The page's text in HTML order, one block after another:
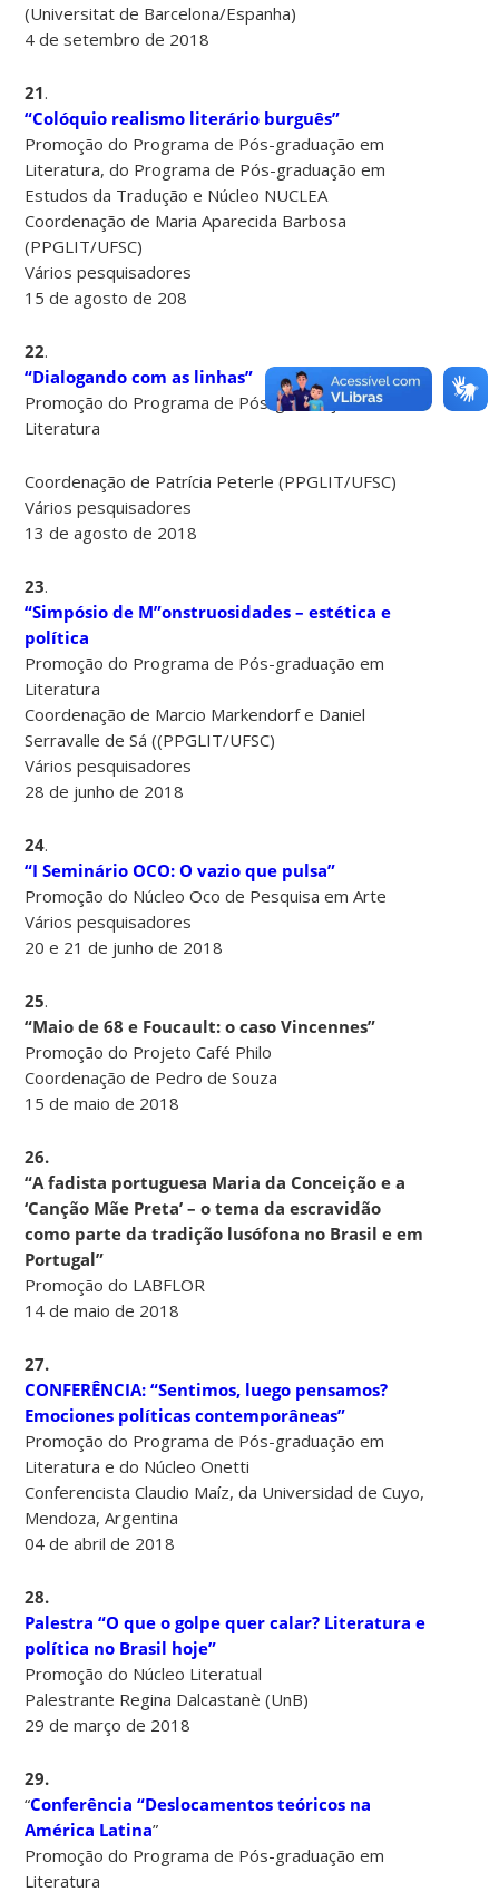
(Universitat de Barcelona/Espanha)
4 de setembro de 2018
21.
“Colóquio realismo literário burguês”
Promoção do Programa de Pós-graduação em
Literatura, do Programa de Pós-graduação em
Estudos da Tradução e Núcleo NUCLEA
Coordenação de Maria Aparecida Barbosa
(PPGLIT/UFSC)
Vários pesquisadores
15 de agosto de 208
22.
“Dialogando com as linhas”
Promoção do Programa de Pós-graduação em
Literatura
Coordenação de Patrícia Peterle (PPGLIT/UFSC)
Vários pesquisadores
13 de agosto de 2018
23.
“Simpósio de M”onstruosidades – estética e
política
Promoção do Programa de Pós-graduação em
Literatura
Coordenação de Marcio Markendorf e Daniel
Serravalle de Sá ((PPGLIT/UFSC)
Vários pesquisadores
28 de junho de 2018
24.
“I Seminário OCO: O vazio que pulsa”
Promoção do Núcleo Oco de Pesquisa em Arte
Vários pesquisadores
20 e 21 de junho de 2018
25.
“Maio de 68 e Foucault: o caso Vincennes”
Promoção do Projeto Café Philo
Coordenação de Pedro de Souza
15 de maio de 2018
26.
“A fadista portuguesa Maria da Conceição e a
‘Canção Mãe Preta’ – o tema da escravidão
como parte da tradição lusófona no Brasil e em
Portugal”
Promoção do LABFLOR
14 de maio de 2018
27.
CONFERÊNCIA: “Sentimos, luego pensamos?
Emociones políticas contemporâneas”
Promoção do Programa de Pós-graduação em
Literatura e do Núcleo Onetti
Conferencista Claudio Maíz, da Universidad de Cuyo,
Mendoza, Argentina
04 de abril de 2018
28.
Palestra “O que o golpe quer calar? Literatura e
política no Brasil hoje”
Promoção do Núcleo Literatual
Palestrante Regina Dalcastanè (UnB)
29 de março de 2018
29.
“Conferência “Deslocamentos teóricos na
América Latina”
Promoção do Programa de Pós-graduação em
Literatura